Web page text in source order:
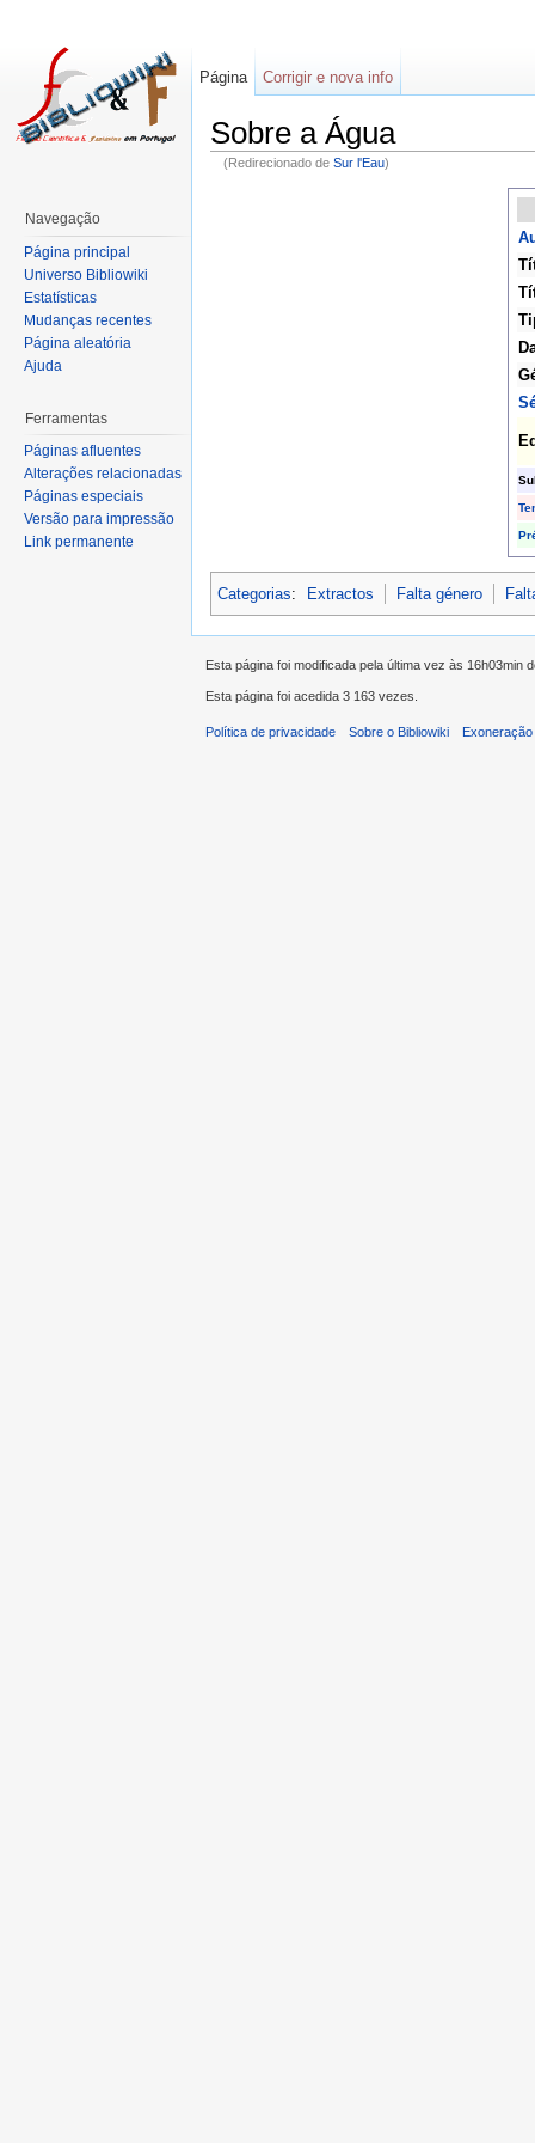
Sobre a Água
(Redirecionado de Sur l'Eau)
Categorias: Extractos Falta género
Página Corrigir e nova info
Navegação
Página principal
Universo Bibliowiki
Estatísticas
Mudanças recentes
Página aleatória
Ajuda
Ferramentas
Páginas afluentes
Alterações relacionadas
Páginas especiais
Versão para impressão
Link permanente
Esta página foi modificada pela última vez às 16h03min
Esta página foi acedida 3 163 vezes.
Política de privacidade Sobre o Bibliowiki